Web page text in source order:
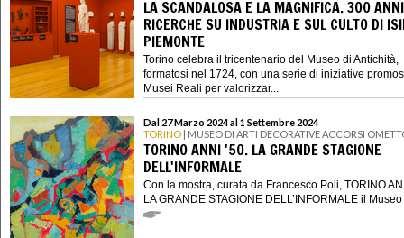
LA SCANDALOSA E LA MAGNIFICA. 300
RICERCHE SU INDUSTRIA E SUL CULTO DI
PIEMONTE
Torino celebra il tricentenario del Museo di Antichità,
formatosi nel 1724, con una serie di iniziative
Musei Reali per valorizzar...
Dal 27 Marzo 2024 al 1 Settembre 2024
TORINO | MUSEO DI ARTI DECORATIVE ACCORSI
TORINO ANNI '50. LA GRANDE STAGIONE
DELL'INFORMALE
Con la mostra, curata da Francesco Poli, TORINO
LA GRANDE STAGIONE DELL’INFORMALE il